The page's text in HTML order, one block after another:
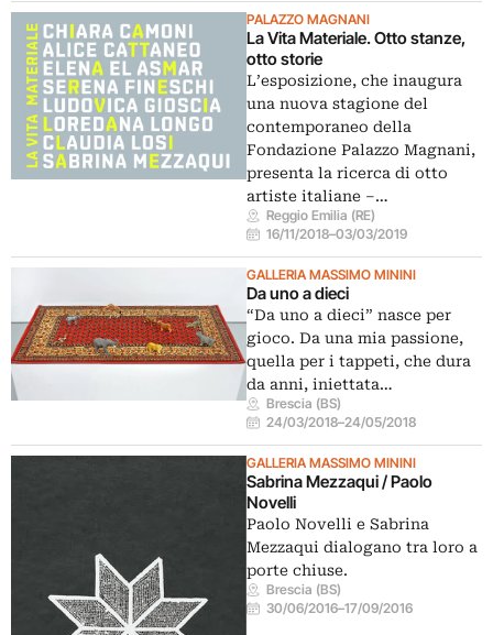
PALAZZO MAGNANI
La Vita Materiale. Otto stanze,
otto storie
L’esposizione, che inaugura
una nuova stagione del
contemporaneo della
Fondazione Palazzo Magnani,
presenta la ricerca di otto
artiste italiane –…
Reggio Emilia (RE)
16/11/2018–03/03/2019
GALLERIA MASSIMO MININI
Da uno a dieci
“Da uno a dieci” nasce per
gioco. Da una mia passione,
quella per i tappeti, che dura
da anni, iniettata…
Brescia (BS)
24/03/2018–24/05/2018
GALLERIA MASSIMO MININI
Sabrina Mezzaqui / Paolo
Novelli
Paolo Novelli e Sabrina
Mezzaqui dialogano tra loro a
porte chiuse.
Brescia (BS)
30/06/2016–17/09/2016